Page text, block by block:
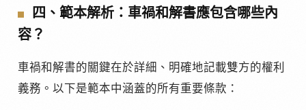
四、範本解析：車禍和解書應包含哪些內
容？
車禍和解書的關鍵在於詳細、明確地記載雙方的權利
義務。以下是範本中涵蓋的所有重要條款：